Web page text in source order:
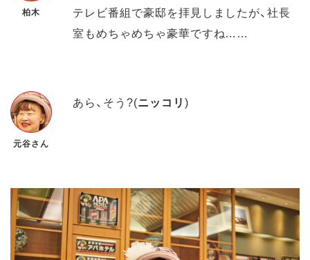
柏木
テレビ番組で豪邸を拝見しましたが、社長
室もめちゃめちゃ豪華ですね……
元谷さん
あら、そう?(ニッコリ)